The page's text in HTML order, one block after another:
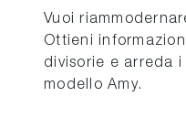
Vuoi
Ottieni
divisorie e arreda i
modello Amy.